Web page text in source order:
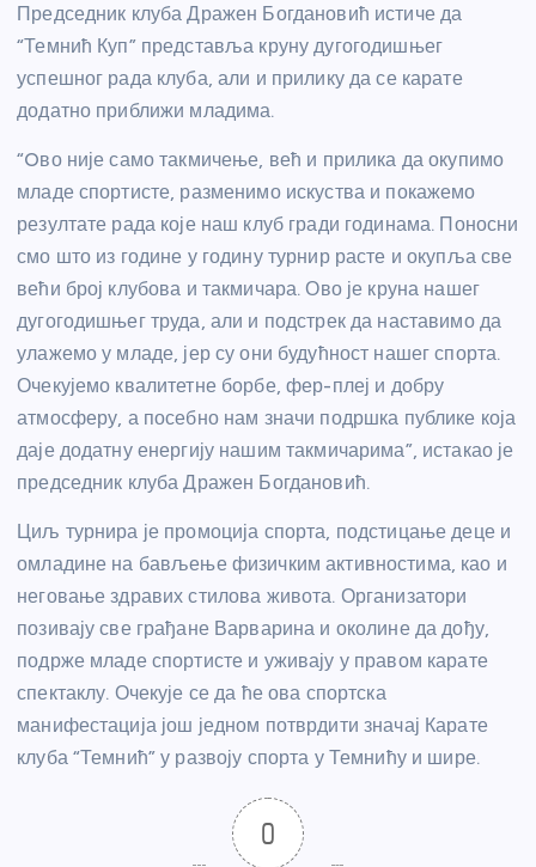
Председник клуба Дражен Богдановић истиче да
“Темнић Куп” представља круну дугогодишњег
успешног рада клуба, али и прилику да се карате
додатно приближи младима.
“Oво није само такмичење, већ и прилика да окупимо
младе спортисте, разменимо искуства и покажемо
резултате рада које наш клуб гради годинама. Поносни
смо што из године у годину турнир расте и окупља све
већи број клубова и такмичара. Ово је круна нашег
дугогодишњег труда, али и подстрек да наставимо да
улажемо у младе, јер су они будућност нашег спорта.
Очекујемо квалитетне борбе, фер-плеј и добру
атмосферу, а посебно нам значи подршка публике која
даје додатну енергију нашим такмичарима”, истакао је
председник клуба Дражен Богдановић.
Циљ турнира је промоција спорта, подстицање деце и
омладине на бављење физичким активностима, као и
неговање здравих стилова живота. Организатори
позивају све грађане Варварина и околине да дођу,
подрже младе спортисте и уживају у правом карате
спектаклу. Очекује се да ће ова спортска
манифестација још једном потврдити значај Карате
клуба “Темнић” у развоју спорта у Темнићу и шире.
0